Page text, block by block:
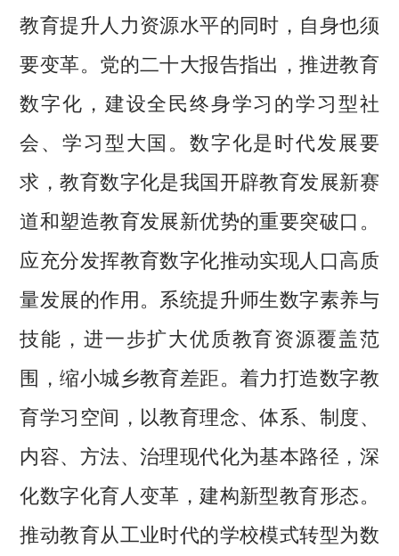
教育提升人力资源水平的同时，自身也须
要变革。党的二十大报告指出，推进教育
数字化，建设全民终身学习的学习型社
会、学习型大国。数字化是时代发展要
求，教育数字化是我国开辟教育发展新赛
道和塑造教育发展新优势的重要突破口。
应充分发挥教育数字化推动实现人口高质
量发展的作用。系统提升师生数字素养与
技能，进一步扩大优质教育资源覆盖范
围，缩小城乡教育差距。着力打造数字教
育学习空间，以教育理念、体系、制度、
内容、方法、治理现代化为基本路径，深
化数字化育人变革，建构新型教育形态。
推动教育从工业时代的学校模式转型为数